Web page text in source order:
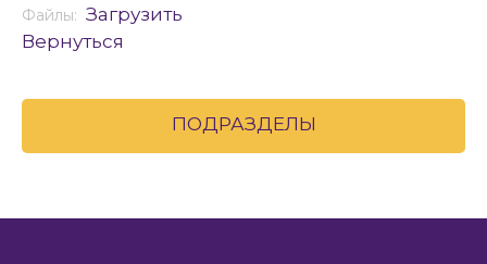
Файлы: Загрузить
Вернуться
ПОДРАЗДЕЛЫ